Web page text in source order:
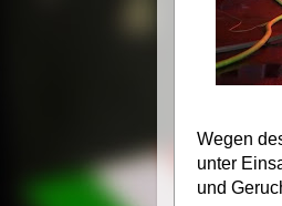
Wegen
unter
und